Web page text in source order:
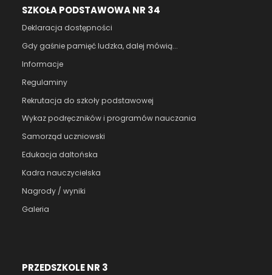
SZKOŁA PODSTAWOWA NR 34
Deklaracja dostępności
Gdy gaśnie pamięć ludzka, dalej mówią...
Informacje
Regulaminy
Rekrutacja do szkoły podstawowej
Wykaz podręczników i programów nauczania
Samorząd uczniowski
Edukacja daltońska
Kadra nauczycielska
Nagrody / wyniki
Galeria
PRZEDSZKOLE NR 3